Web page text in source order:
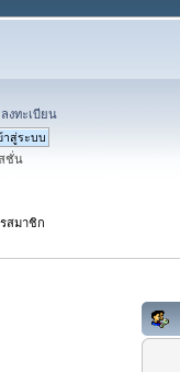
ลงทะเบียน
ชั่น
สมาชิก